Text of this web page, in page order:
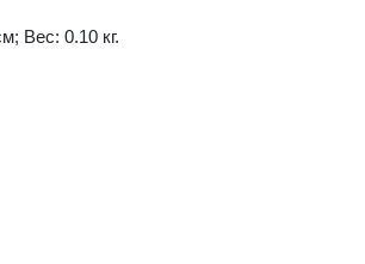
Вес: 0.10 кг.